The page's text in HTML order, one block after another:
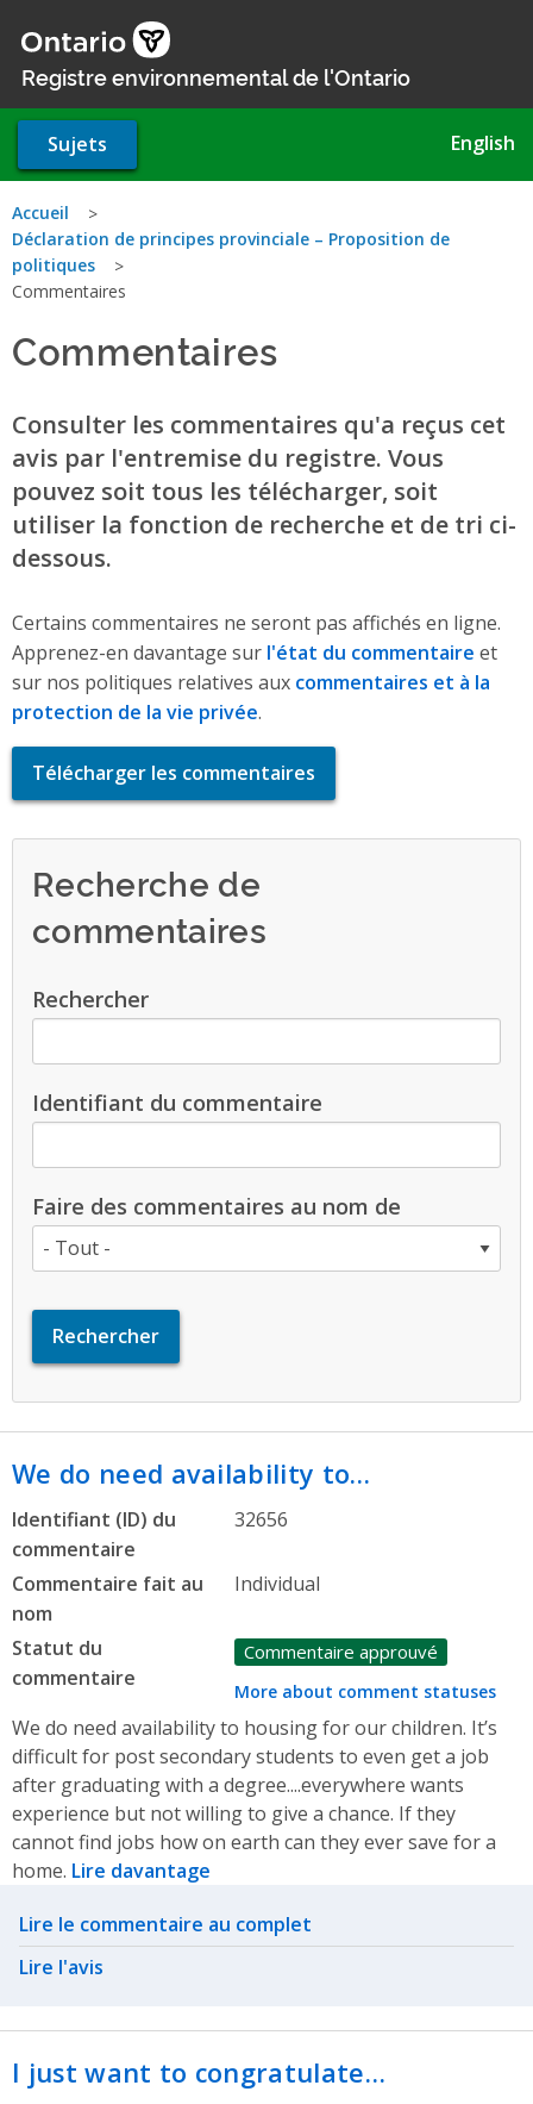
au
contenu
Registre environnemental de l'Ontario
Sujets English
Vous
êtes
Accueil
Déclaration de principes provinciale – Proposition de
politiques
Commentaires
Commentaires
Consulter les commentaires qu'a reçus cet
avis par l'entremise du registre. Vous
pouvez soit tous les télécharger, soit
utiliser la fonction de recherche et de tri ci-
dessous.
Certains commentaires ne seront pas affichés en ligne.
Apprenez-en davantage sur l'état du commentaire et
sur nos politiques relatives aux commentaires et à la
protection de la vie privée.
Télécharger les commentaires
Recherche de
commentaires
Rechercher
Identifiant du commentaire
Faire des commentaires au nom de
We do need availability to…
Identifiant (ID) du
commentaire
32656
Commentaire fait au
nom
Individual
Statut du
commentaire
Commentaire approuvé
More about comment statuses
We do need availability to housing for our children. It’s
difficult for post secondary students to even get a job
after graduating with a degree....everywhere wants
experience but not willing to give a chance. If they
cannot find jobs how on earth can they ever save for a
home. Lire davantage
Related actions
Lire le commentaire au complet
Lire l'avis
I just want to congratulate…